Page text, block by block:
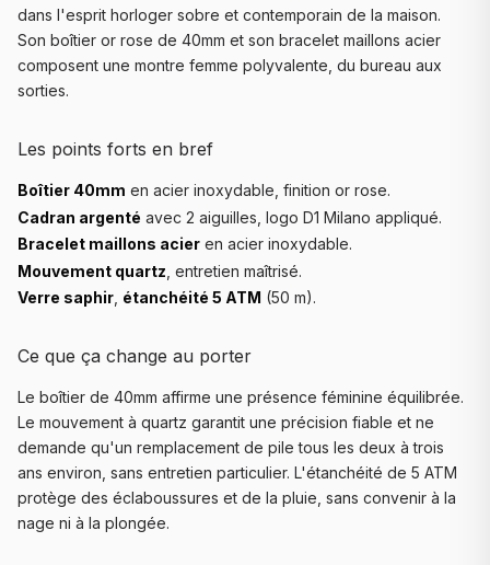
dans l'esprit horloger sobre et contemporain de la maison.
Son boîtier or rose de 40mm et son bracelet maillons acier
composent une montre femme polyvalente, du bureau aux
sorties.
Les points forts en bref
Boîtier 40mm en acier inoxydable, finition or rose.
Cadran argenté avec 2 aiguilles, logo D1 Milano appliqué.
Bracelet maillons acier en acier inoxydable.
Mouvement quartz , entretien maîtrisé.
Verre saphir étanchéité 5 ATM (50 m).
Ce que ça change au porter
Le boîtier de 40mm affirme une présence féminine équilibrée.
Le mouvement à quartz garantit une précision fiable et ne
demande qu'un remplacement de pile tous les deux à trois
ans environ, sans entretien particulier. L'étanchéité de 5 ATM
protège des éclaboussures et de la pluie, sans convenir à la
nage ni à la plongée.